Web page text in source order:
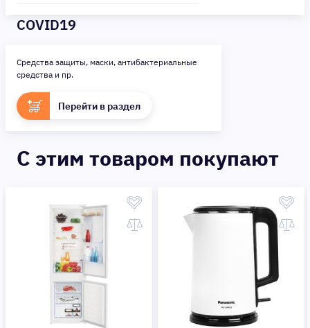
COVID19
Средства защиты, маски, антибактериальные
средства и пр.
Перейти в раздел
C этим товаром покупают